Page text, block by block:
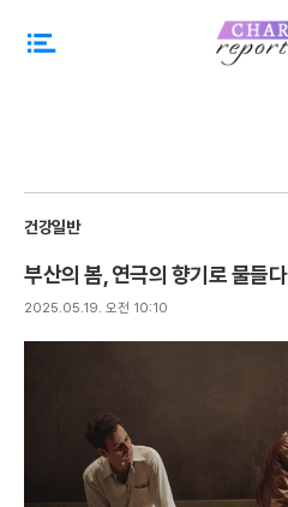
주
뉴
펼
치
기
건강일반
부산의 봄, 연극의 향기로 물들다
2025.05.19. 오전 10:10